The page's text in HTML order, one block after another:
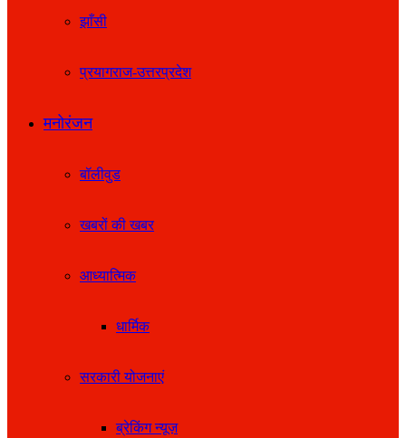
झाँसी
प्रयागराज-उत्तरप्रदेश
मनोरंजन
बॉलीवुड
खबरों की खबर
आध्यात्मिक
धार्मिक
सरकारी योजनाएं
ब्रेकिंग न्यूज़